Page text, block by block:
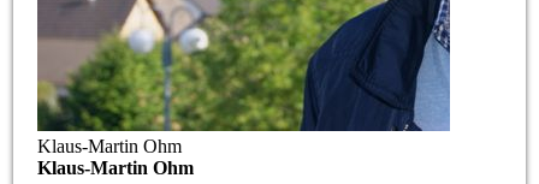
Klaus-Martin Ohm
Klaus-Martin Ohm